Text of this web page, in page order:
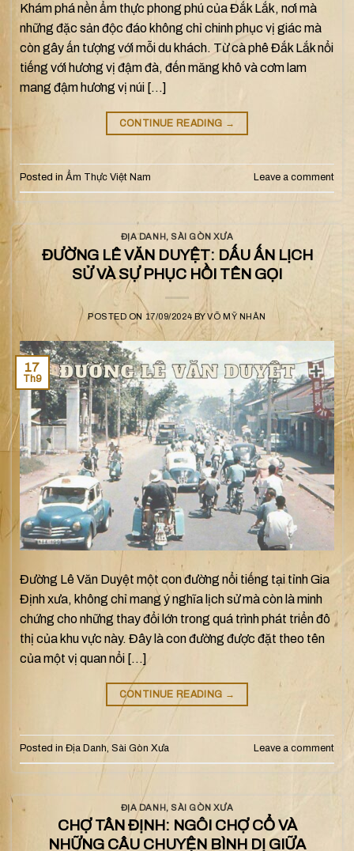
Khám phá nền ẩm thực phong phú của Đắk Lắk, nơi mà
những đặc sản độc đáo không chỉ chinh phục vị giác mà
còn gây ấn tượng với mỗi du khách. Từ cà phê Đắk Lắk nổi
tiếng với hương vị đậm đà, đến măng khô và cơm lam
mang đậm hương vị núi […]
CONTINUE READING →
Posted in Ẩm Thực Việt Nam Leave a comment
ĐỊA DANH, SÀI GÒN XƯA
ĐƯỜNG LÊ VĂN DUYỆT: DẤU ẤN LỊCH
SỬ VÀ SỰ PHỤC HỒI TÊN GỌI
POSTED ON 17/09/2024 BYVÕ MỸ NHÂN
17
Th9
Đường Lê Văn Duyệt một con đường nổi tiếng tại tỉnh Gia
Định xưa, không chỉ mang ý nghĩa lịch sử mà còn là minh
chứng cho những thay đổi lớn trong quá trình phát triển đô
thị của khu vực này. Đây là con đường được đặt theo tên
của một vị quan nổi […]
CONTINUE READING →
Posted in Địa Danh, Sài Gòn Xưa Leave a comment
ĐỊA DANH, SÀI GÒN XƯA
CHỢ TÂN ĐỊNH: NGÔI CHỢ CỔ VÀ
NHỮNG CÂU CHUYỆN BÌNH DỊ GIỮA